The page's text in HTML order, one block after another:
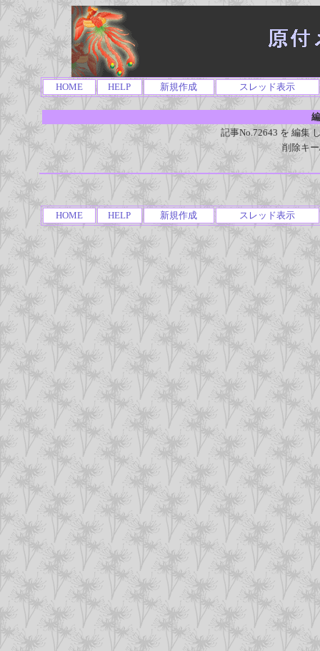
HOME HELP 新規作成 スレッド表示
記事No.72643 を 編集
削除キ
HOME HELP 新規作成 スレッド表示